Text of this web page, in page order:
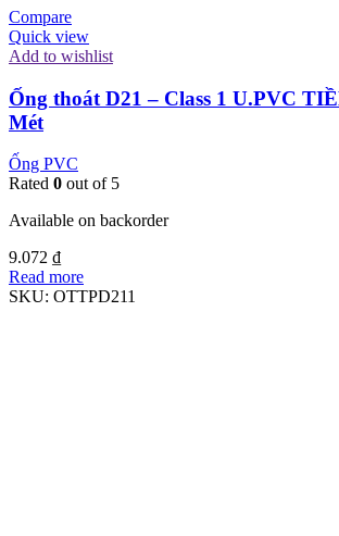
Compare
Quick view
Add to wishlist
Ống thoát D21 – Class 1 U.PVC
Mét
Ống PVC
Rated 0 out of 5
Available on backorder
9.072 ₫
Read more
SKU: OTTPD211